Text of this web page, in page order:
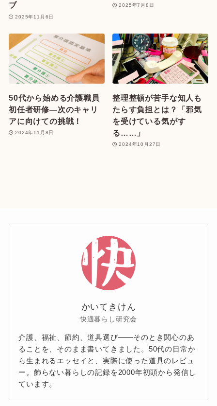
ブ
2025年11月6日
2025年7月8日
50代から始める介護職員
初任者研修—次のキャリ
アに向けての挑戦！
2024年11月8日
整理整頓が苦手な知人も
たらす負担とは？「邪気
を受けている気がす
る……」
2024年10月27日
かいてきけん
快適暮らし研究会
介護、福祉、節約、道具選び——そのとき関心のあ
ることを、そのまま書いてきました。50代の日常か
ら生まれるエッセイと、実際に使った道具のレビュ
ー。飾らない暮らしの記録を2000年初頭から発信し
ています。